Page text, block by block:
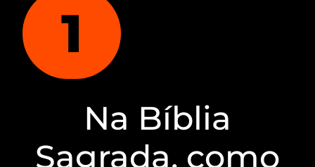
1
Na Bíblia
Sagrada, como